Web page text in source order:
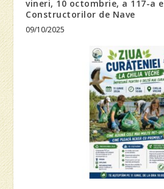
vineri, 10 octombrie, a 117-a
Constructorilor de Nave
09/10/2025